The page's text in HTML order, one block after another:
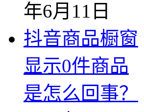
年6月11日
抖音商品橱窗
显示0件商品
是怎么回事？